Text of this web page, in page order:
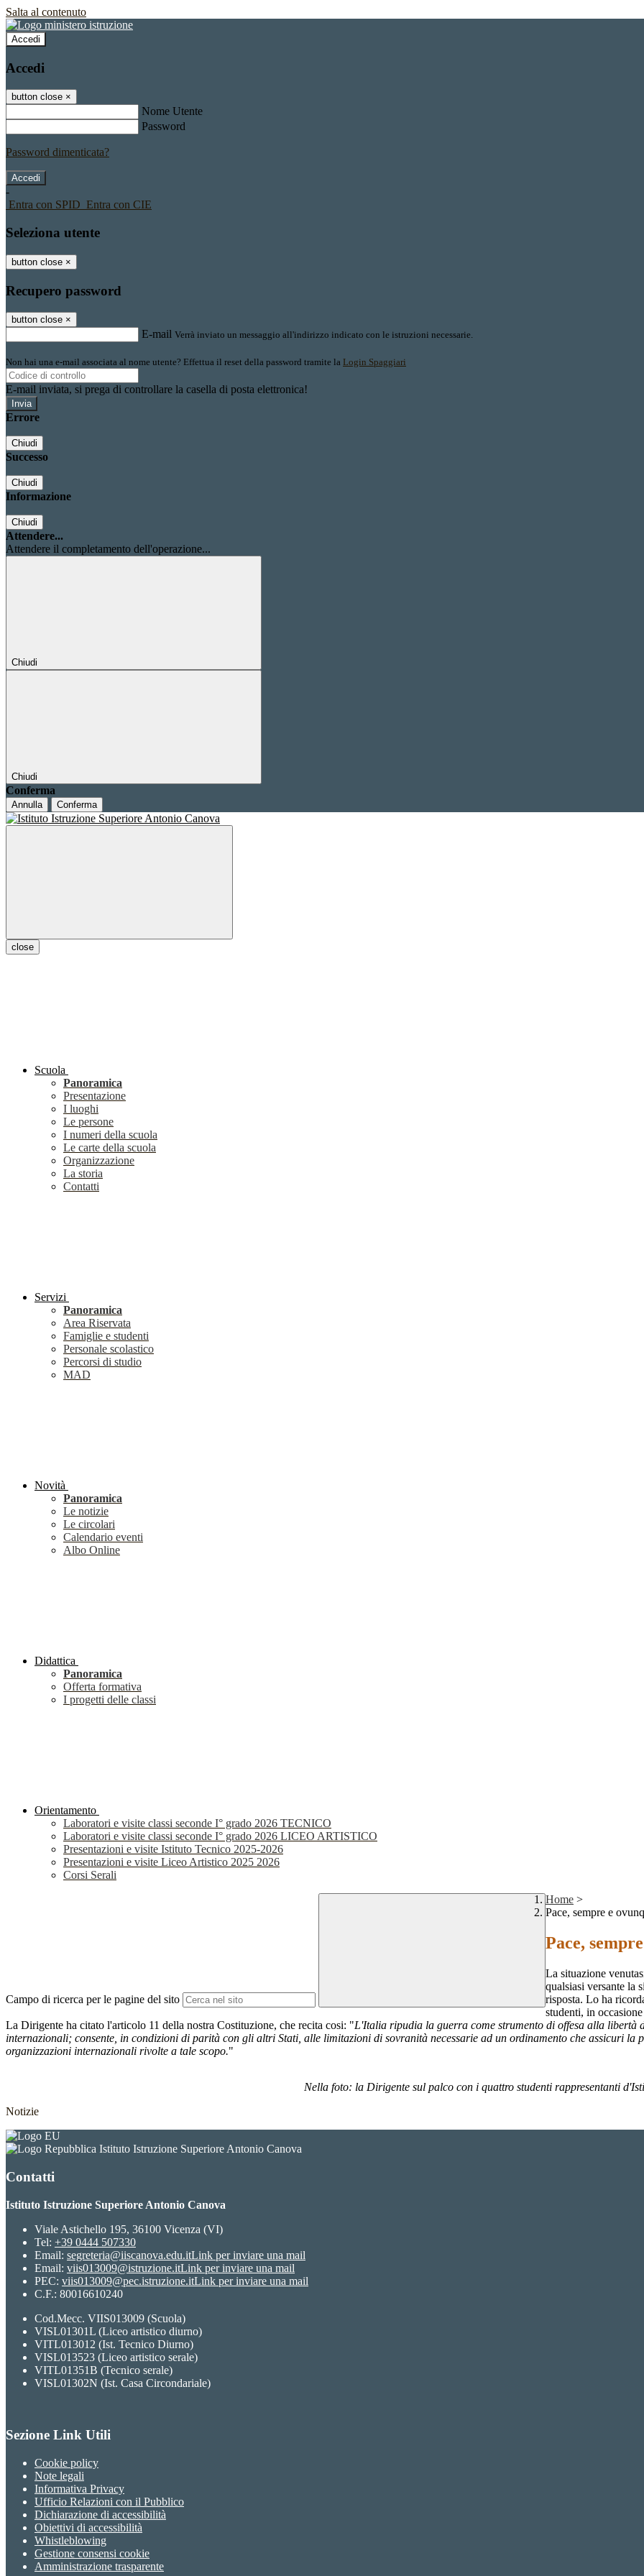
Salta al contenuto
Accedi
Accedi
button close ×
Nome Utente
Password
Password dimenticata?
-
Entra con SPID Entra con CIE
Seleziona utente
button close ×
Recupero password
button close ×
E-mail Verrà inviato un messaggio all'indirizzo indicato con le istruzioni necessarie.
Non hai una e-mail associata al nome utente? Effettua il reset della password tramite la Login Spaggiari
E-mail inviata, si prega di controllare la casella di posta elettronica!
Errore
Chiudi
Successo
Chiudi
Informazione
Chiudi
Attendere...
Attendere il completamento dell'operazione...
Chiudi
Chiudi
Conferma
Annulla Conferma
close
Scuola
Panoramica
Presentazione
I luoghi
Le persone
I numeri della scuola
Le carte della scuola
Organizzazione
La storia
Contatti
Servizi
Panoramica
Area Riservata
Famiglie e studenti
Personale scolastico
Percorsi di studio
MAD
Novità
Panoramica
Le notizie
Le circolari
Calendario eventi
Albo Online
Didattica
Panoramica
Offerta formativa
I progetti delle classi
Orientamento
Laboratori e visite classi seconde I° grado 2026 TECNICO
Laboratori e visite classi seconde I° grado 2026 LICEO ARTISTICO
Presentazioni e visite Istituto Tecnico 2025-2026
Presentazioni e visite Liceo Artistico 2025 2026
Corsi Serali
Campo di ricerca per le pagine del sito
Home >
Pace, sempre e
Pace,
La situazione
qualsiasi versante la
risposta. Lo ha
studenti, in
La Dirigente ha citato l'articolo 11 della nostra Costituzione, che recita cosi: "L'Italia ripudia la guerra come strumento di offesa alla libertà
internazionali; consente, in condizioni di parità con gli altri Stati, alle limitazioni di sovranità necessarie ad un ordinamento che assicuri la
organizzazioni internazionali rivolte a tale scopo."
Nella foto: la Dirigente sul palco con i quattro studenti rappresentanti
Notizie
Istituto Istruzione Superiore Antonio Canova
Contatti
Istituto Istruzione Superiore Antonio Canova
Viale Astichello 195, 36100 Vicenza (VI)
Tel: +39 0444 507330
Email: segreteria@iiscanova.edu.itLink per inviare una mail
Email: viis013009@istruzione.itLink per inviare una mail
PEC: viis013009@pec.istruzione.itLink per inviare una mail
C.F.: 80016610240
Cod.Mecc. VIIS013009 (Scuola)
VISL01301L (Liceo artistico diurno)
VITL013012 (Ist. Tecnico Diurno)
VISL013523 (Liceo artistico serale)
VITL01351B (Tecnico serale)
VISL01302N (Ist. Casa Circondariale)
Sezione Link Utili
Cookie policy
Note legali
Informativa Privacy
Ufficio Relazioni con il Pubblico
Dichiarazione di accessibilità
Obiettivi di accessibilità
Whistleblowing
Gestione consensi cookie
Amministrazione trasparente